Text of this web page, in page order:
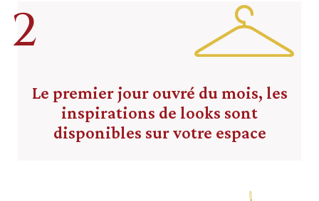
2
Le premier jour ouvré du mois, les
inspirations de looks sont
disponibles sur votre espace